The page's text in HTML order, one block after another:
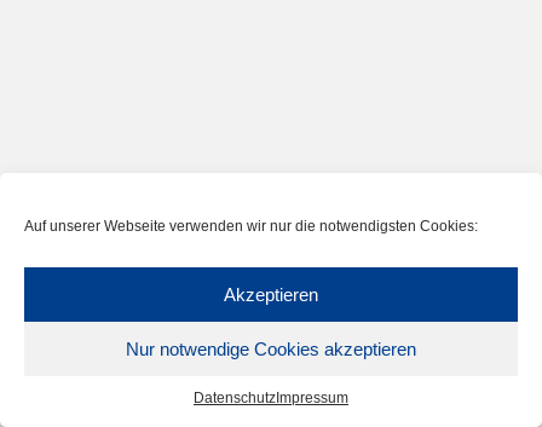
Auf unserer Webseite verwenden wir nur die notwendigsten Cookies:
Akzeptieren
Nur notwendige Cookies akzeptieren
Datenschutz Impressum